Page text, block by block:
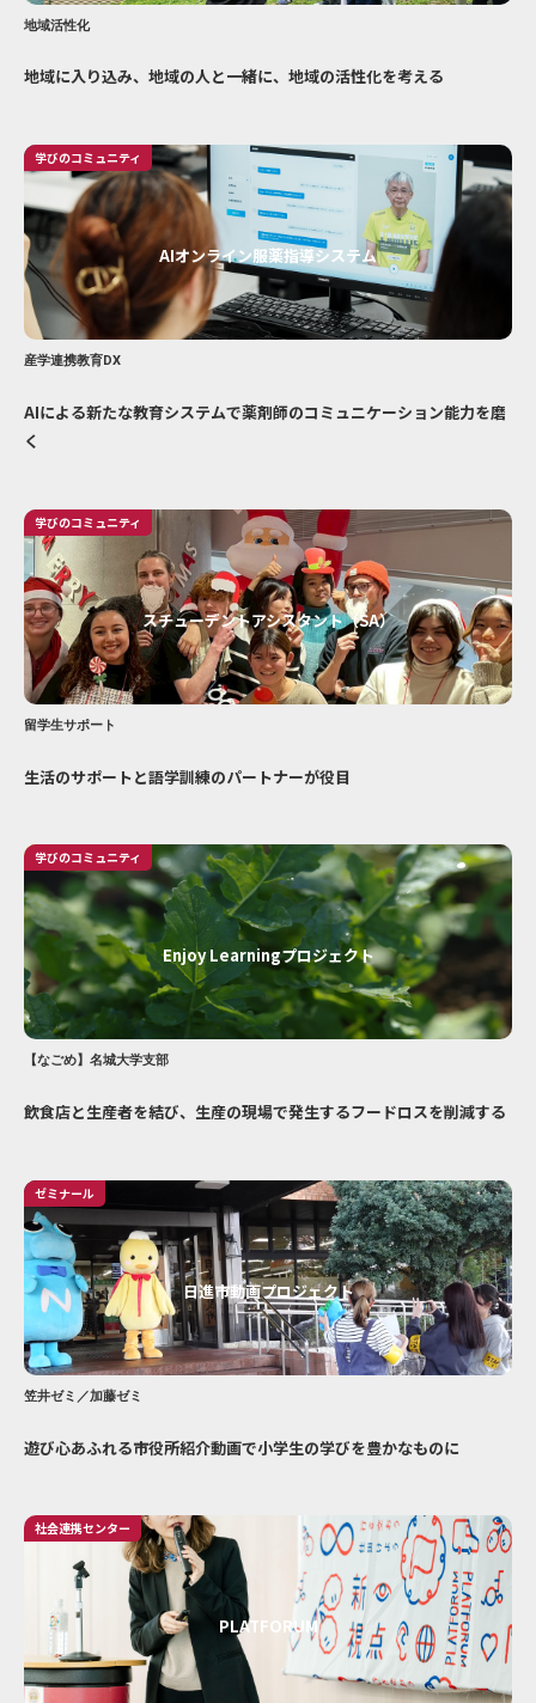
地域活性化
地域に入り込み、地域の人と一緒に、地域の活性化を考える
学びのコミュニティ
AIオンライン服薬指導システム
産学連携教育DX
AIによる新たな教育システムで薬剤師のコミュニケーション能力を磨
く
学びのコミュニティ
スチューデントアシスタント（SA）
留学生サポート
生活のサポートと語学訓練のパートナーが役目
学びのコミュニティ
Enjoy Learningプロジェクト
【なごめ】名城大学支部
飲食店と生産者を結び、生産の現場で発生するフードロスを削減する
ゼミナール
日進市動画プロジェクト
笠井ゼミ／加藤ゼミ
遊び心あふれる市役所紹介動画で小学生の学びを豊かなものに
社会連携センター
PLATFORUM